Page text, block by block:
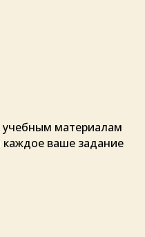
материалам
каждое ваше задание